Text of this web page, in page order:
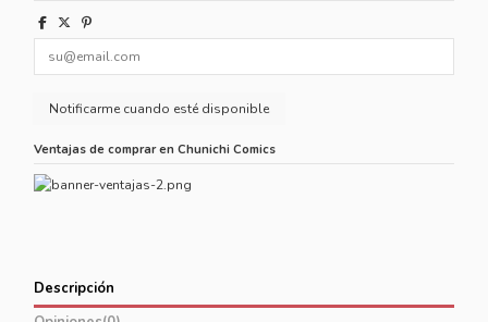
Ventajas de comprar en Chunichi Comics
Descripción